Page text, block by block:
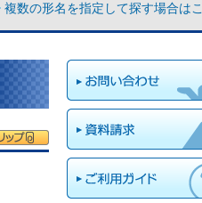
複数の形名を指定して探す場合は